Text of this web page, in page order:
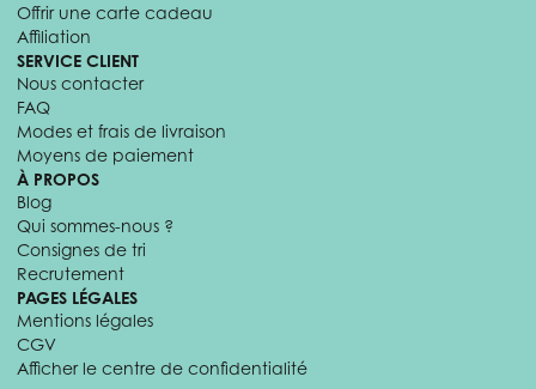
Offrir une carte cadeau
Affiliation
SERVICE CLIENT
Nous contacter
FAQ
Modes et frais de livraison
Moyens de paiement
À PROPOS
Blog
Qui sommes-nous ?
Consignes de tri
Recrutement
PAGES LÉGALES
Mentions légales
CGV
Afficher le centre de confidentialité